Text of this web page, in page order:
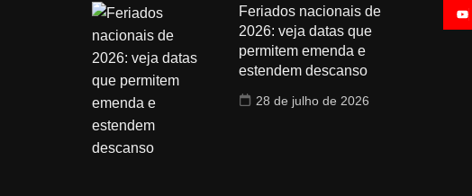
Feriados nacionais de
2026: veja datas que
permitem emenda e
estendem descanso
28 de julho de 2026